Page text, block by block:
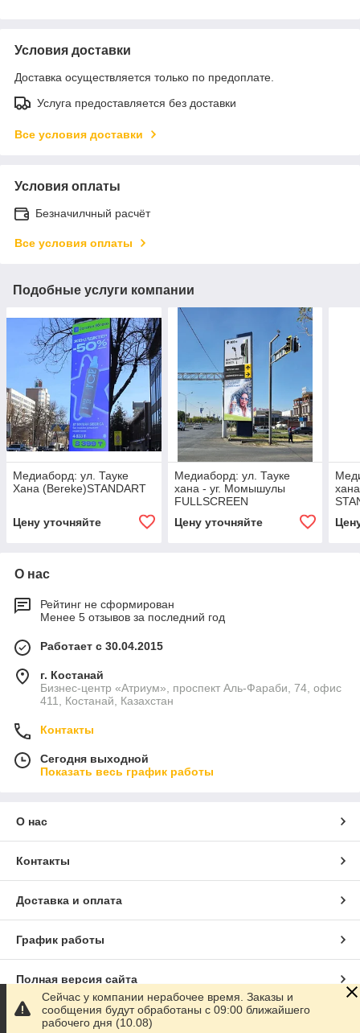
Условия доставки
Доставка осуществляется только по предоплате.
Услуга предоставляется без доставки
Все условия доставки
Условия оплаты
Безначилчный расчёт
Все условия оплаты
Подобные услуги компании
Медиаборд: ул. Тауке
Хана (Bereke)STANDART
Цену уточняйте
Медиаборд: ул. Тауке
хана - уг. Момышулы
FULLSCREEN
Цену уточняйте
О нас
Рейтинг не сформирован
Менее 5 отзывов за последний год
Работает с 30.04.2015
г. Костанай
Бизнес-центр «Атриум», проспект Аль-Фараби, 74, офис
411, Костанай, Казахстан
Контакты
Сегодня выходной
Показать весь график работы
О нас
Контакты
Доставка и оплата
График работы
Полная версия сайта
Сайт создан на маркетплейсе
Сейчас у компании нерабочее время. Заказы и
сообщения будут обработаны с 09:00 ближайшего
рабочего дня (10.08)